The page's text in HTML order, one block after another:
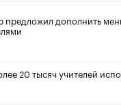
предложил дополнить
20 тысяч учителей